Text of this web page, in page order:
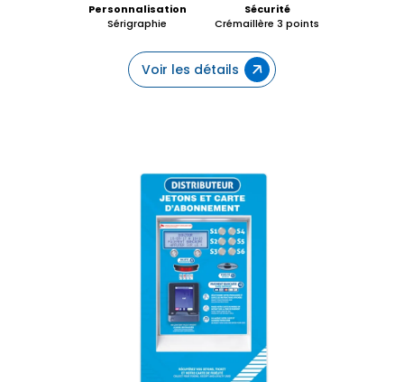
Sécurité
Crémaillère 3 points
Personnalisation
Sérigraphie
Voir les détails